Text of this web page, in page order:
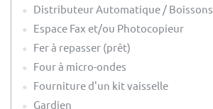
Distributeur Automatique / Boissons
Espace Fax et/ou Photocopieur
Fer à repasser (prêt)
Four à micro-ondes
Fourniture d'un kit vaisselle
Gardien